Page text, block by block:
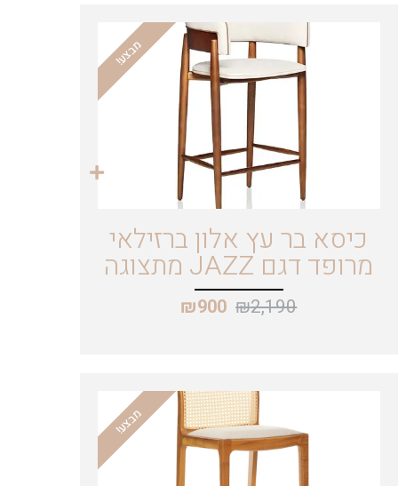
מבצע!
כיסא בר עץ אלון ברזילאי
מרופד דגם JAZZ מתצוגה
₪2,190
₪900
מבצע!